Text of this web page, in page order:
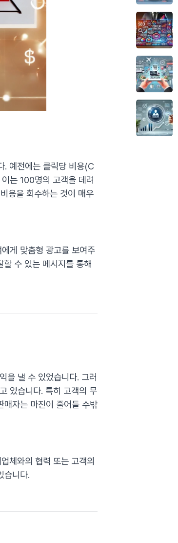
. 예전에는 클릭당 비용(C
는 100명의 고객을 데려
용을 회수하는 것이 매우
게 맞춤형 광고를 보여주
수 있는 메시지를 통해
을 낼 수 있었습니다. 그러
있습니다. 특히 고객의 무
매자는 마진이 줄어들 수밖
체와의 협력 또는 고객의
습니다.